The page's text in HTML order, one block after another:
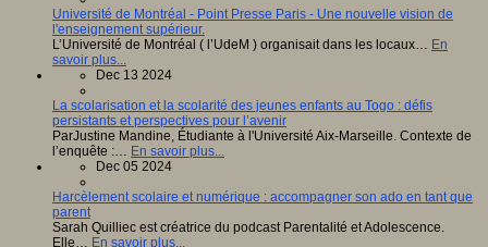
Université de Montréal - Point Presse Paris - Une nouvelle vision de
l'enseignement supérieur.
L’Université de Montréal ( l’UdeM ) organisait dans les locaux… En
savoir plus...
Dec 13 2024
La scolarisation et la scolarité des jeunes enfants au Togo : défis
persistants et perspectives pour l’avenir
ParJustine Mandine, Étudiante à l'Université Aix-Marseille. Contexte de
l’enquête :… En savoir plus...
Dec 05 2024
Harcèlement scolaire et numérique : accompagner son ado en tant que
parent
Sarah Quilliec est créatrice du podcast Parentalité et Adolescence.
Elle… En savoir plus...